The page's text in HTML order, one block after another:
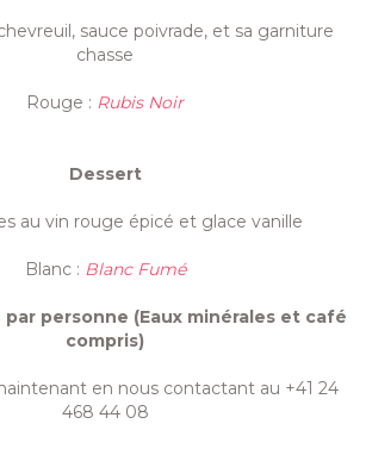
sauce poivrade, et sa garniture
chasse
Rouge : Rubis Noir
Dessert
au vin rouge épicé et glace vanille
Blanc : Blanc Fumé
par personne (Eaux minérales et café
compris)
en nous contactant au +41 24
468 44 08